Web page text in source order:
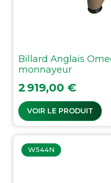
Billard Anglais
monnayeur
Prix
2 919,00 €
VOIR LE PRODUIT
W544N